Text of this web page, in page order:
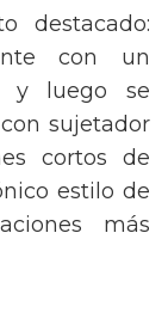
destacado:
con un
y luego se
sujetador
cortos de
estilo de
más